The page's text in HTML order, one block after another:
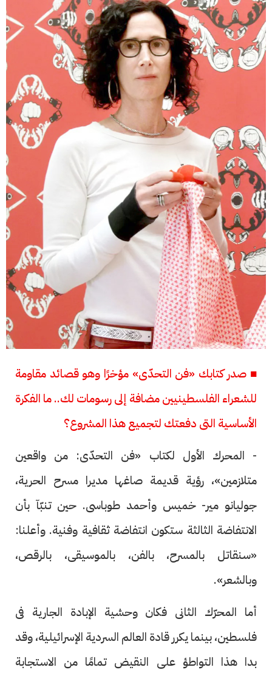
■ صدر كتابك «فن التحدّى» مؤخرًا وهو قصائد مقاومة
للشعراء الفلسطينيين مضافة إلى رسومات لك.. ما الفكرة
الأساسية التى دفعتك لتجميع هذا المشروع؟
- المحرك الأول لكتاب «فن التحدّى: من واقعين
متلازمين»، رؤية قديمة صاغها مديرا مسرح الحرية،
جوليانو مير- خميس وأحمد طوباسى. حين تنبّآ بأن
الانتفاضة الثالثة ستكون انتفاضة ثقافية وفنية. وأعلنا:
«سنقاتل بالمسرح، بالفن، بالموسيقى، بالرقص،
وبالشعر».
أما المحرّك الثانى فكان وحشية الإبادة الجارية فى
فلسطين، بينما يكرر قادة العالم السردية الإسرائيلية، وقد
بدا هذا التواطؤ على النقيض تمامًا من الاستجابة